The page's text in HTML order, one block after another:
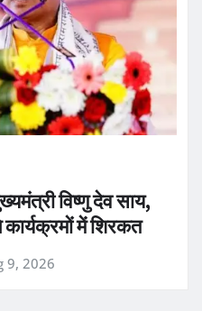
विष्णु देव साय,
में शिरकत
9, 2026